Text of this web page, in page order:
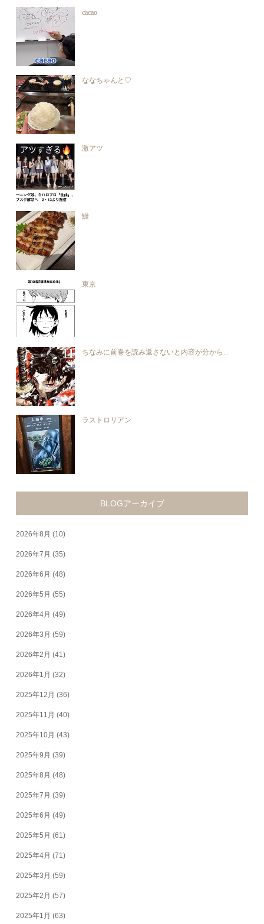
cacao
ななちゃんと♡
激アツ
鰻
東京
ちなみに前巻を読み返さないと内容が分から...
ラストロリアン
BLOGアーカイブ
2026年8月 (10)
2026年7月 (35)
2026年6月 (48)
2026年5月 (55)
2026年4月 (49)
2026年3月 (59)
2026年2月 (41)
2026年1月 (32)
2025年12月 (36)
2025年11月 (40)
2025年10月 (43)
2025年9月 (39)
2025年8月 (48)
2025年7月 (39)
2025年6月 (49)
2025年5月 (61)
2025年4月 (71)
2025年3月 (59)
2025年2月 (57)
2025年1月 (63)